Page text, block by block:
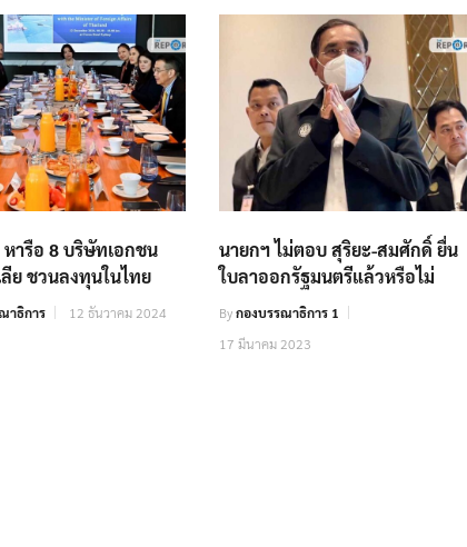
ารือ 8 บริษัทเอกชน
ลีย ชวนลงทุนในไทย
าธิการ 12 ธันวาคม 2024
นายกฯ ไม่ตอบ สุริยะ-สมศักดิ์ ยื่น
ใบลาออกรัฐมนตรีแล้วหรือไม่
Byกองบรรณาธิการ 1
17 มีนาคม 2023